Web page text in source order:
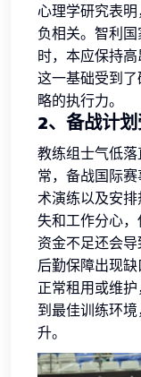
心理学研究表
负相关。智利
时，本应保持
这一基础受到
略的执行力。
2、备战计
教练组士气低
常，备战国际
术演练以及安
失和工作分心，
资金不足还会
后勤保障出现
正常租用或维
到最佳训练环
升。